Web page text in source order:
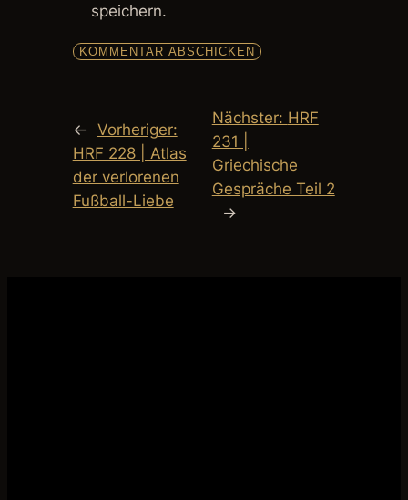
speichern.
←
Vorheriger:
HRF 228 | Atlas
der verlorenen
Fußball-Liebe
Nächster: HRF
231 |
Griechische
Gespräche Teil 2
→